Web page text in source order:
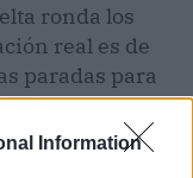
Information
ronda los
real es de
paradas para
o